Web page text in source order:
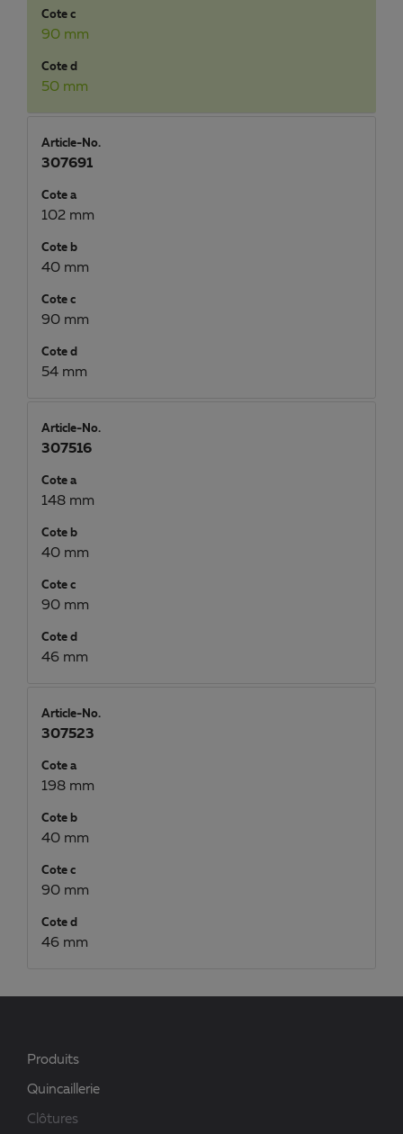
Cote c
90 mm
Cote d
50 mm
Article-No.
307691
Cote a
102 mm
Cote b
40 mm
Cote c
90 mm
Cote d
54 mm
Article-No.
307516
Cote a
148 mm
Cote b
40 mm
Cote c
90 mm
Cote d
46 mm
Article-No.
307523
Cote a
198 mm
Cote b
40 mm
Cote c
90 mm
Cote d
46 mm
Produits
Quincaillerie
Clôtures